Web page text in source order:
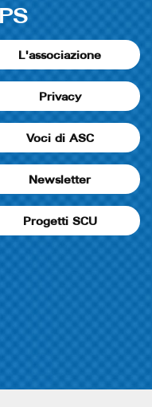
L'associazione
Privacy
Voci di ASC
Newsletter
Progetti SCU